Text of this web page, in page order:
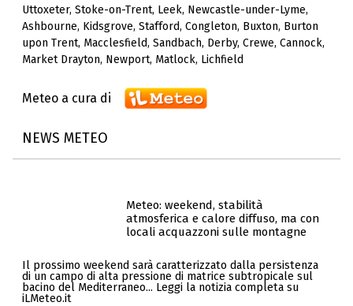
Uttoxeter, Stoke-on-Trent, Leek, Newcastle-under-Lyme,
Ashbourne, Kidsgrove, Stafford, Congleton, Buxton, Burton
upon Trent, Macclesfield, Sandbach, Derby, Crewe, Cannock,
Market Drayton, Newport, Matlock, Lichfield
Meteo a cura di
NEWS METEO
Meteo: weekend, stabilità
atmosferica e calore diffuso, ma con
locali acquazzoni sulle montagne
Il prossimo weekend sarà caratterizzato dalla persistenza
di un campo di alta pressione di matrice subtropicale sul
bacino del Mediterraneo... Leggi la notizia completa su
iLMeteo.it